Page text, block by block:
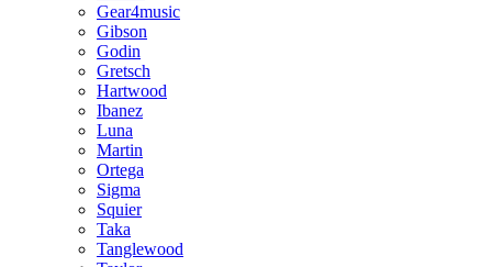
Gear4music
Gibson
Godin
Gretsch
Hartwood
Ibanez
Luna
Martin
Ortega
Sigma
Squier
Taka
Tanglewood